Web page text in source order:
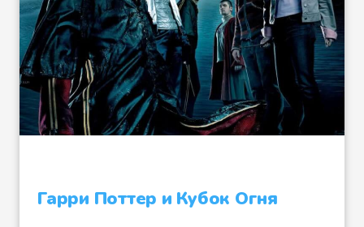
Гарри Поттер и Кубок Огня